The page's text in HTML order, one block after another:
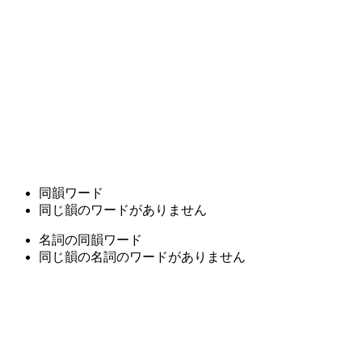
同韻ワード
同じ韻のワードがありません
名詞の同韻ワード
同じ韻の名詞のワードがありません